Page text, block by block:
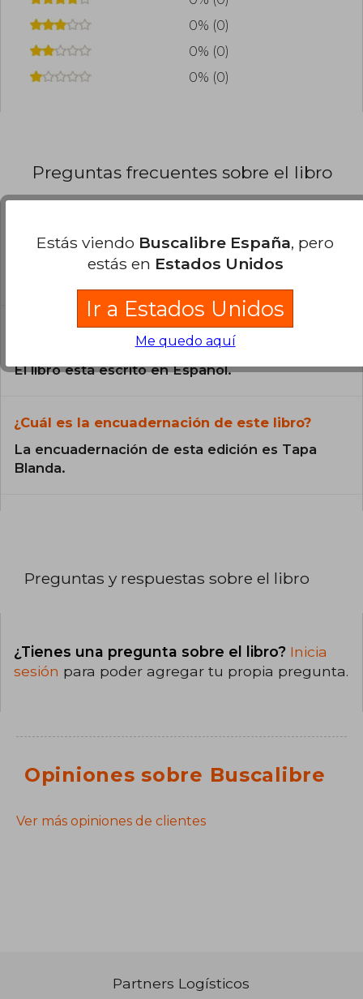
0% (0)
0% (0)
0% (0)
Preguntas frecuentes sobre el libro
¿El libro es original?
Todos los libros de nuestro
¿En qué Idioma está escrito el
El libro está escrito en Español.
¿Cuál es la encuadernación de este libro?
La encuadernación de esta edición es Tapa
Blanda.
Preguntas y respuestas sobre el libro
¿Tienes una pregunta sobre el libro? Inicia
sesión para poder agregar tu propia pregunta.
Opiniones sobre Buscalibre
Ver más opiniones de clientes
Partners Logísticos
Estás viendo Buscalibre España, pero
estás en Estados Unidos
Ir a Estados Unidos
Me quedo aquí